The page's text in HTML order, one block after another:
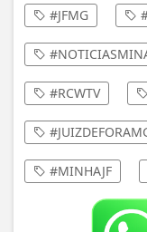
#JFMG
#RCWTV
#MINHAJF